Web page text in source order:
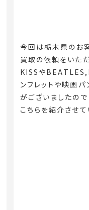
今回は栃木県のお
買取の依頼をいた
KISSや
ンフレットや映画パ
がございましたので
こちらを紹介させて